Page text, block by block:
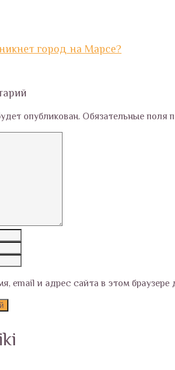
город на Марсе?
опубликован. Обязательные поля
email и адрес сайта в этом